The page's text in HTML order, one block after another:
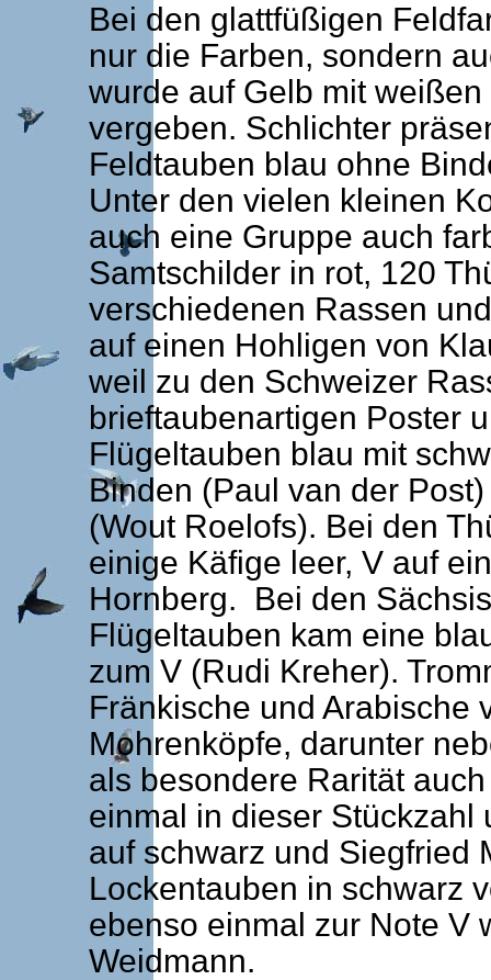
Bei den glattfüßigen
nur die Farben, sondern
wurde auf Gelb mit
vergeben. Schlichter
Feldtauben blau ohne
Unter den vielen kleinen
auch eine Gruppe auch
Samtschilder in rot, 120
verschiedenen Rassen
auf einen Hohligen von
weil zu den Schweizer
brieftaubenartigen Poster
Flügeltauben blau mit
Binden (Paul van der
(Wout Roelofs). Bei den
einige Käfige leer, V auf
Hornberg. Bei den
Flügeltauben kam eine
zum V (Rudi Kreher).
Fränkische und Arabische
Mohrenköpfe, darunter
als besondere Rarität
einmal in dieser Stückzahl
auf schwarz und Siegfried
Lockentauben in schwarz
ebenso einmal zur Note V
Weidmann.